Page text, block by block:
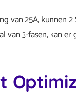
van 25A, kunnen
van 3-fasen, kan